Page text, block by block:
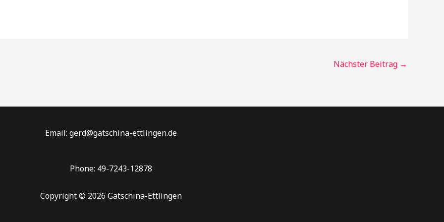
Nächster Beitrag →
Email: gerd@gatschina-ettlingen.de
Phone: 49-7243-12878
Copyright © 2026 Gatschina-Ettlingen